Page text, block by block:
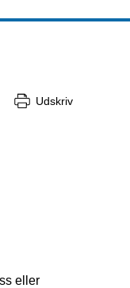
Udskriv
eller